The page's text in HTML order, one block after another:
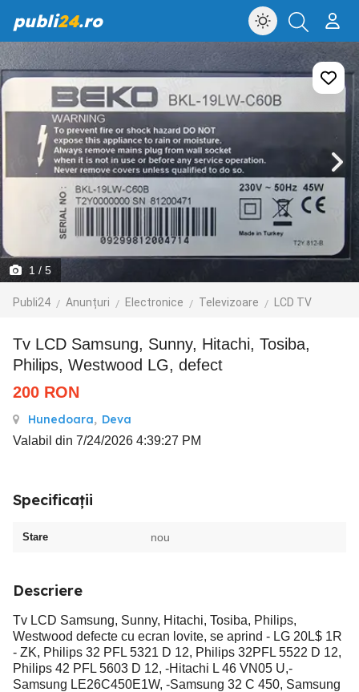
publi24.ro
1 / 5
Publi24 Anunțuri Electronice Televizoare LCD TV
Tv LCD Samsung, Sunny, Hitachi, Tosiba,
Philips, Westwood LG, defect
200 RON
Hunedoara, Deva
Valabil din 7/24/2026 4:39:27 PM
Specificații
Stare nou
Descriere
Tv LCD Samsung, Sunny, Hitachi, Tosiba, Philips,
Westwood defecte cu ecran lovite, se aprind - LG 20L$ 1R
- ZK, Philips 32 PFL 5321 D 12, Philips 32PFL 5522 D 12,
Philips 42 PFL 5603 D 12, -Hitachi L 46 VN05 U,-
Samsung LE26C450E1W, -Samsung 32 C 450, Samsung